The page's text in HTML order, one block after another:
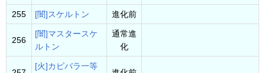
255 [闇]スケルトン 進化前
256
[闇]マスタースケ
ルトン
通常進
化
[火]カピバラ一等